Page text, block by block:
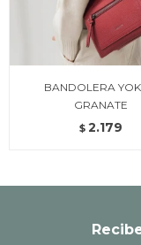
BANDOLERA
GRANATE
$ 2.179